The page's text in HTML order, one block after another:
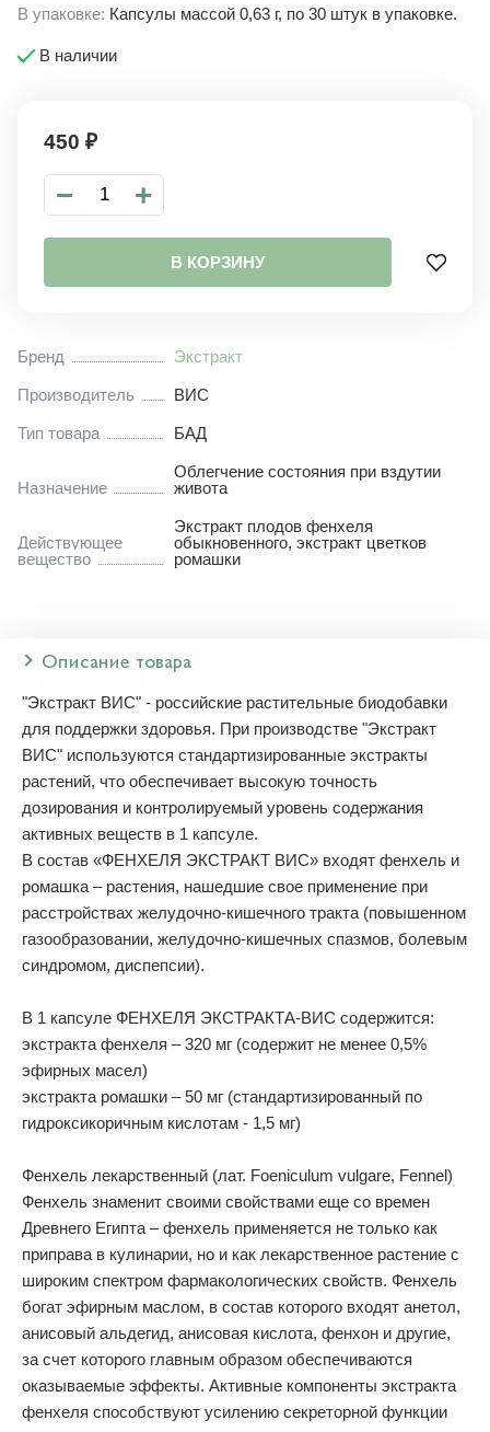
В упаковке: Капсулы массой 0,63 г, по 30 штук в упаковке.
В наличии
450 ₽
− +
В КОРЗИНУ
Бренд Экстракт
Производитель ВИС
Тип товара БАД
Назначение
Облегчение состояния при вздутии
живота
Действующее
вещество
Экстракт плодов фенхеля
обыкновенного, экстракт цветков
ромашки
Описание товара
"Экстракт ВИC" - российские растительные биодобавки
для поддержки здоровья. При производстве "Экстракт
ВИС" используются стандартизированные экстракты
растений, что обеспечивает высокую точность
дозирования и контролируемый уровень содержания
активных веществ в 1 капсуле.
В состав «ФЕНХЕЛЯ ЭКСТРАКТ ВИС» входят фенхель и
ромашка – растения, нашедшие свое применение при
расстройствах желудочно-кишечного тракта (повышенном
газообразовании, желудочно-кишечных спазмов, болевым
синдромом, диспепсии).
В 1 капсуле ФЕНХЕЛЯ ЭКСТРАКТА-ВИС содержится:
экстракта фенхеля – 320 мг (содержит не менее 0,5%
эфирных масел)
экстракта ромашки – 50 мг (стандартизированный по
гидроксикоричным кислотам - 1,5 мг)
Фенхель лекарственный (лат. Foeniculum vulgare, Fennel)
Фенхель знаменит своими свойствами еще со времен
Древнего Египта – фенхель применяется не только как
приправа в кулинарии, но и как лекарственное растение с
широким спектром фармакологических свойств. Фенхель
богат эфирным маслом, в состав которого входят анетол,
анисовый альдегид, анисовая кислота, фенхон и другие,
за счет которого главным образом обеспечиваются
оказываемые эффекты. Активные компоненты экстракта
фенхеля способствуют усилению секреторной функции